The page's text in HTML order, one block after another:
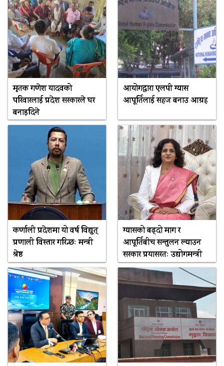
मृतक गणेश यादवको
परिवारलाई प्रदेश सरकारले घर
बनाइदिने
आयोगद्वारा एलपी ग्यास
आपूर्तिलाई सहज बनाउ आग्रह
कर्णाली प्रदेशमा यो वर्ष विद्युत्
प्रणाली विस्तार गरिन्छः मन्त्री
श्रेष्ठ
ग्यासको बढ्दो माग र
आपूर्तिबीच सन्तुलन ल्याउन
सरकार प्रयासरतः उद्योगमन्त्री